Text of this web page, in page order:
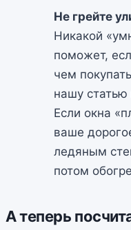
Не грейте
Никакой
поможет,
чем
нашу статью
Если окна
ваше
ледяным
потом
А теперь